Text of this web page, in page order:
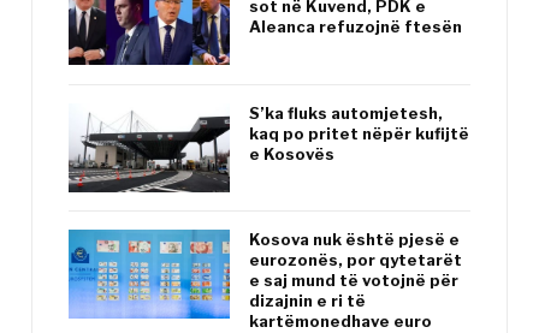
sot në Kuvend, PDK e
Aleanca refuzojnë ftesën
S’ka fluks automjetesh,
kaq po pritet nëpër kufijtë
e Kosovës
Kosova nuk është pjesë e
eurozonës, por qytetarët
e saj mund të votojnë për
dizajnin e ri të
kartëmonedhave euro